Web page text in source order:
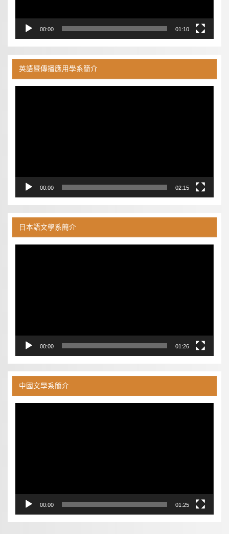
00:00 01:10
英語暨傳播應用學系簡介
00:00 02:15
日本語文學系簡介
00:00 01:26
中國文學系簡介
00:00 01:25